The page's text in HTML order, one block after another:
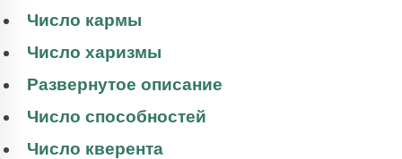
Число кармы
Число харизмы
Развернутое описание
Число способностей
Число кверента